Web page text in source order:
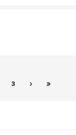
3